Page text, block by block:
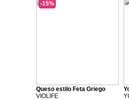
Queso estilo Feta Griego
VIOLIFE
-15%